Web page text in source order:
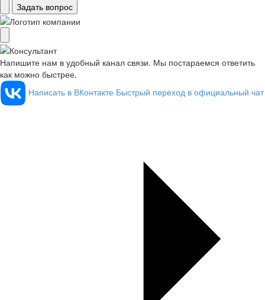
Задать вопрос
Напишите нам в удобный канал связи. Мы постараемся ответить
как можно быстрее.
Написать в ВКонтакте Быстрый переход в официальный чат